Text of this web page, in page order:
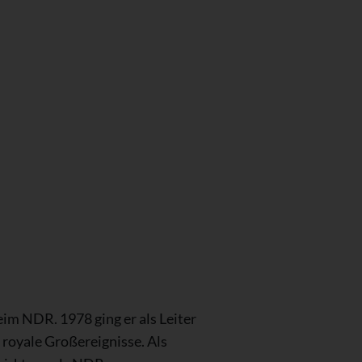
NDR. 1978 ging er als Leiter
Großereignisse. Als